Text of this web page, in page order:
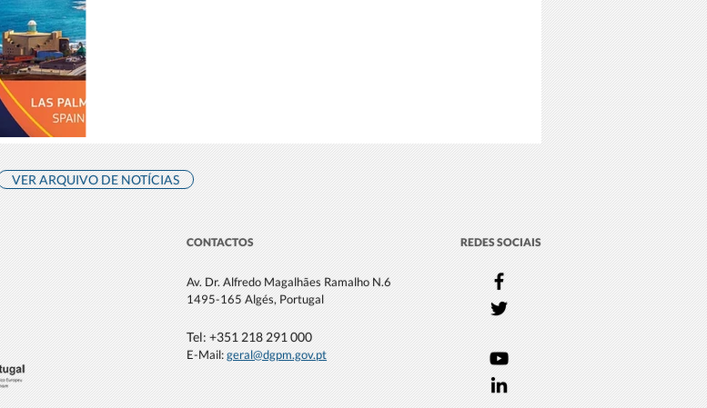
VER ARQUIVO DE NOTÍCIAS
CONTACTOS
Av. Dr. Alfredo Magalhães Ramalho N.6
1495-165 Algés, Portugal
Tel: +351 218 291 000
E-Mail:geral@dgpm.gov.pt
REDES SOCIAIS